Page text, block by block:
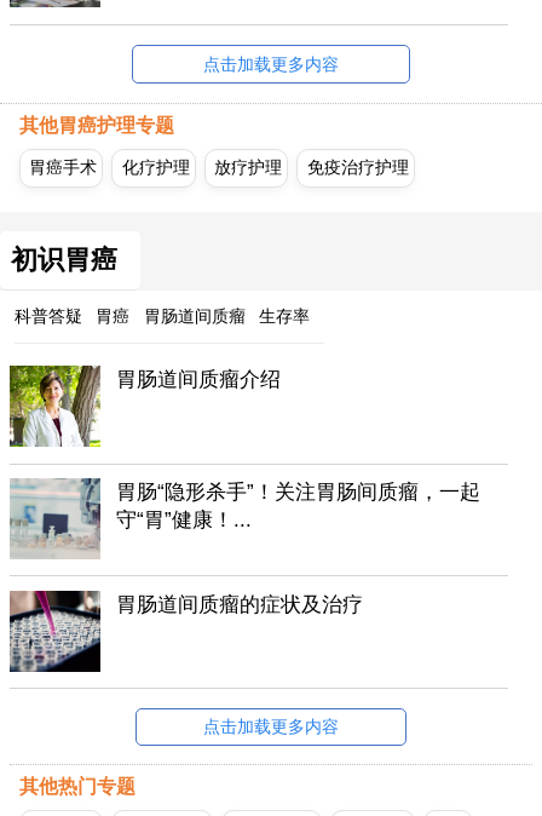
点击加载更多内容
其他胃癌护理专题
胃癌手术 化疗护理 放疗护理 免疫治疗护理
初识胃癌
科普答疑 胃癌 胃肠道间质瘤 生存率
胃肠道间质瘤介绍
胃肠“隐形杀手”！关注胃肠间质瘤，一起
守“胃”健康！...
胃肠道间质瘤的症状及治疗
点击加载更多内容
其他热门专题